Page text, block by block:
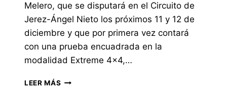
Melero, que se disputará en el Circuito de
Jerez-Ángel Nieto los próximos 11 y 12 de
diciembre y que por primera vez contará
con una prueba encuadrada en la
modalidad Extreme 4×4,…
LEER MÁS HOY